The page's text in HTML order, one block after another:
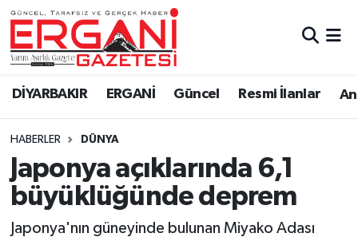
DİYARBAKIR ERGANİ Güncel Resmi İlanlar
HABERLER DÜNYA
Japonya açıklarında 6,1
büyüklüğünde deprem
Japonya'nın güneyinde bulunan Miyako Adası
DİYARBAKIR
BİSMİL
BAĞLAR
ERGANİ
Güncel
Eği̇ti̇m
Resmi İlanlar
Ergani Nöbetçi Eczaneler
Ergani Hava Durumu
Ergani Trafik Yoğunluk Haritası
Süper Lig Puan Durumu ve Fikstür
Tüm Manşetler